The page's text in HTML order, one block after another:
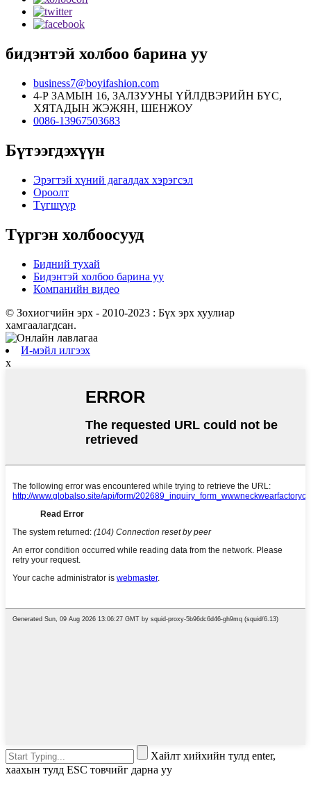
бидэнтэй холбоо барина уу
business7@boyifashion.com
4-Р ЗАМЫН 16, ЗАЛЗУУНЫ ҮЙЛДВЭРИЙН БҮС,
ХЯТАДЫН ЖЭЖЯН, ШЕНЖОУ
0086-13967503683
Бүтээгдэхүүн
Эрэгтэй хүний ​​дагалдах хэрэгсэл
Ороолт
Түгшүүр
Түргэн холбоосууд
Бидний тухай
Бидэнтэй холбоо барина уу
Компанийн видео
© Зохиогчийн эрх - 2010-2023 : Бүх эрх хуулиар
хамгаалагдсан.
И-мэйл илгээх
x
Хайлт хийхийн тулд enter,
хаахын тулд ESC товчийг дарна уу